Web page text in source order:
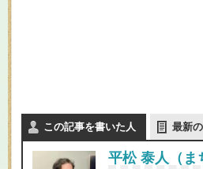
この記事を書いた人 最新
平松 泰人（ま